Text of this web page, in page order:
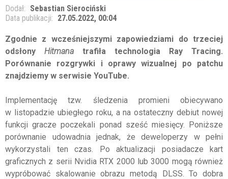
Dodał: Sebastian Sierociński
Data publikacji: 27.05.2022, 00:04
Zgodnie z wcześniejszymi zapowiedziami do trzeciej
odsłony Hitmana trafiła technologia Ray Tracing.
Porównanie rozgrywki i oprawy wizualnej po patchu
znajdziemy w serwisie YouTube.
Implementację tzw. śledzenia promieni obiecywano
w listopadzie ubiegłego roku, a na ostateczny debiut nowej
funkcji gracze poczekali ponad sześć miesięcy. Poniższe
porównanie udowadnia jednak, że deweloperzy w pełni
wykorzystali ten czas. Po aktualizacji posiadacze kart
graficznych z serii Nvidia RTX 2000 lub 3000 mogą również
wypróbować skalowanie obrazu metodą DLSS. To dobra